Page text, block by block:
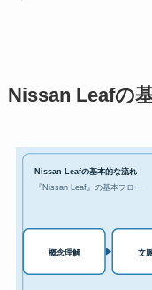
Nissan Leafの
Nissan Leafの基本的な流れ
『Nissan Leaf』の基本フロー
概念理解 文